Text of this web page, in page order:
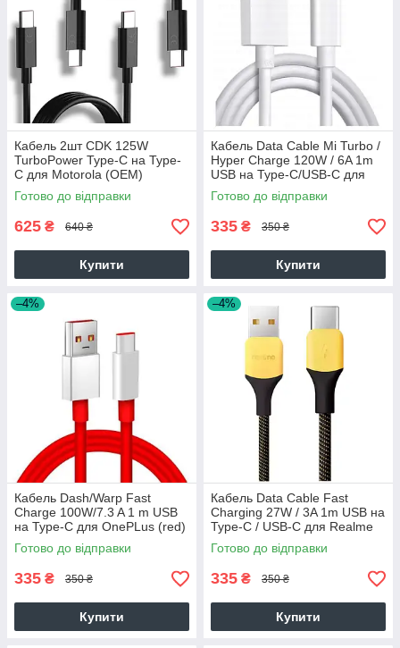
Кабель 2шт CDK 125W
TurboPower Type-C на Type-
C для Motorola (OEM)
(022120) (black)
Готово до відправки
625 ₴ 640 ₴
Купити
Кабель Data Cable Mi Turbo /
Hyper Charge 120W / 6A 1m
USB на Type-C/USB-C для
Xiaomi (OEM) (015276)
(white)
Готово до відправки
335 ₴ 350 ₴
Купити
–4%
Кабель Dash/Warp Fast
Charge 100W/7.3 A 1 m USB
на Type-C для OnePLus (red)
Готово до відправки
335 ₴ 350 ₴
Купити
–4%
Кабель Data Cable Fast
Charging 27W / 3A 1m USB на
Type-C / USB-C для Realme
(RMW2189) (yellow)
Готово до відправки
335 ₴ 350 ₴
Купити